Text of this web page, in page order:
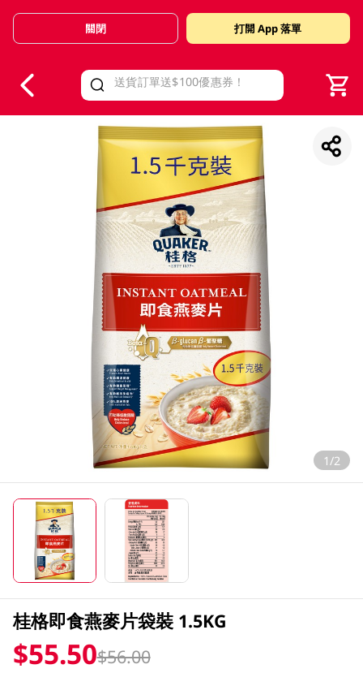
Valid Until 30 June 2026
關閉 打開 App 落單
1/2
桂格即食燕麥片袋裝 1.5KG
$55.50$56.00